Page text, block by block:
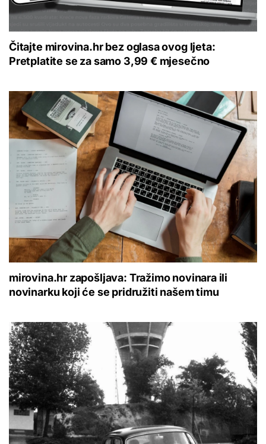
Čitajte mirovina.hr bez oglasa ovog ljeta:
Pretplatite se za samo 3,99 € mjesečno
mirovina.hr zapošljava: Tražimo novinara ili
novinarku koji će se pridružiti našem timu